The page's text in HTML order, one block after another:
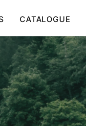
CATALOGUE